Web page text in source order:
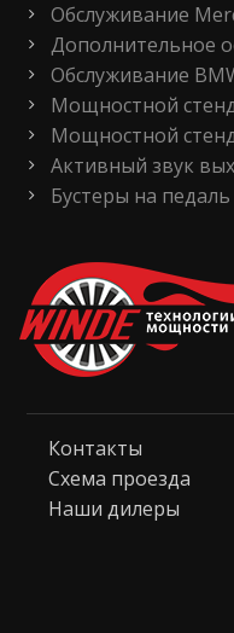
Обслуживание
Дополнительное
Обслуживание
Мощностной
Мощностной
Активный звук
Бустеры на педаль
Контакты
Схема проезда
Наши дилеры